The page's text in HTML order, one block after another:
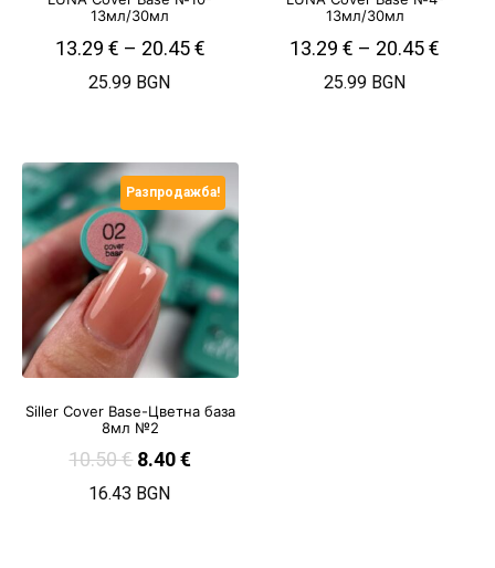
13мл/30мл
13.29 € – 20.45€
25.99 BGN
13мл/30мл
13.29€ – 20.45€
25.99 BGN
Разпродажба!
Siller Cover Base-Цветна база
8мл №2
10.50€ 8.40€
16.43 BGN